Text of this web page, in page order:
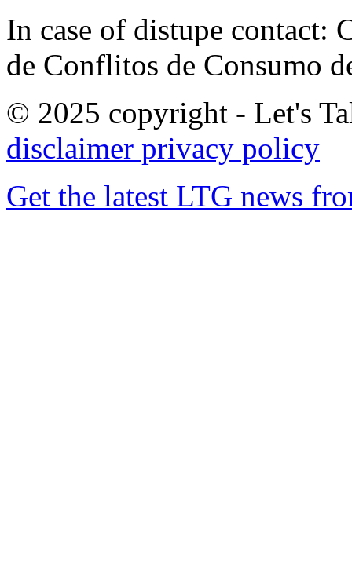
In case of distupe contact:
de Conflitos de Consumo
© 2025 copyright - Let's
disclaimer privacy policy
Get the latest LTG news